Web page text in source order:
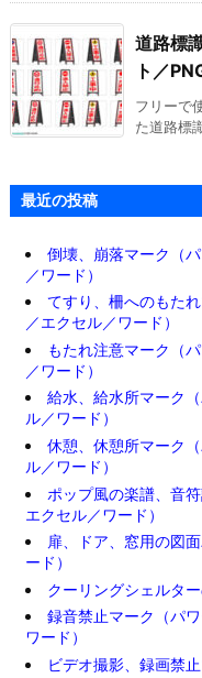
道路標
ト／
フリーで
た道路標
最近の投稿
倒壊、崩落マーク（
／ワード）
てすり、柵へのもた
／エクセル／ワード）
もたれ注意マーク（
／ワード）
給水、給水所マーク
ル／ワード）
休憩、休憩所マーク
ル／ワード）
ポップ風の楽譜、音
エクセル／ワード）
扉、ドア、窓用の図
ード）
クーリングシェルタ
録音禁止マーク（パ
ワード）
ビデオ撮影、録画禁